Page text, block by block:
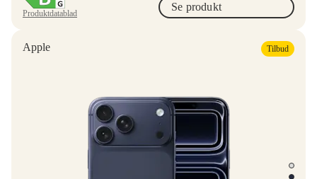
Produktdatablad
Se produkt
Apple Tilbud